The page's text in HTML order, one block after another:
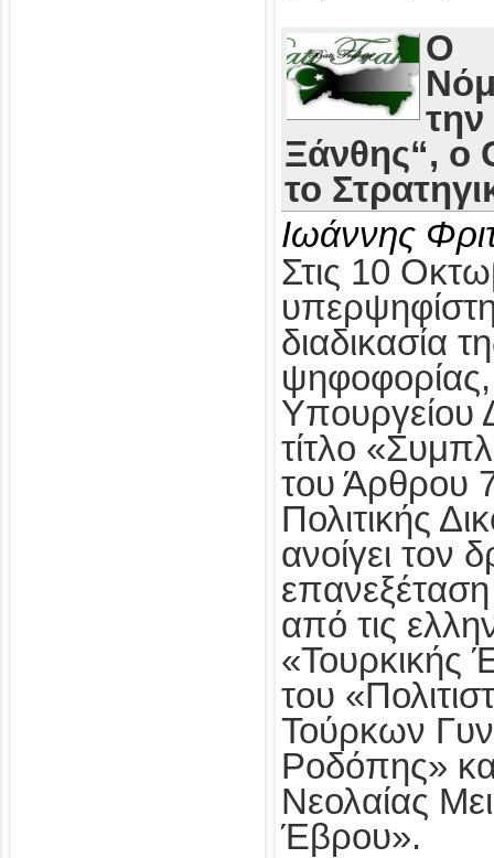
Ο
Ξάνθης“, ο
το
Ιωάννης
Στις 10
διαδικασία
Υπουργείου
τίτλο
του Άρθρου
Πολιτικής
ανοίγει τον
από τις
«Τουρκικής
του
Τούρκων
Ροδόπης»
Νεολαίας
Έβρου».